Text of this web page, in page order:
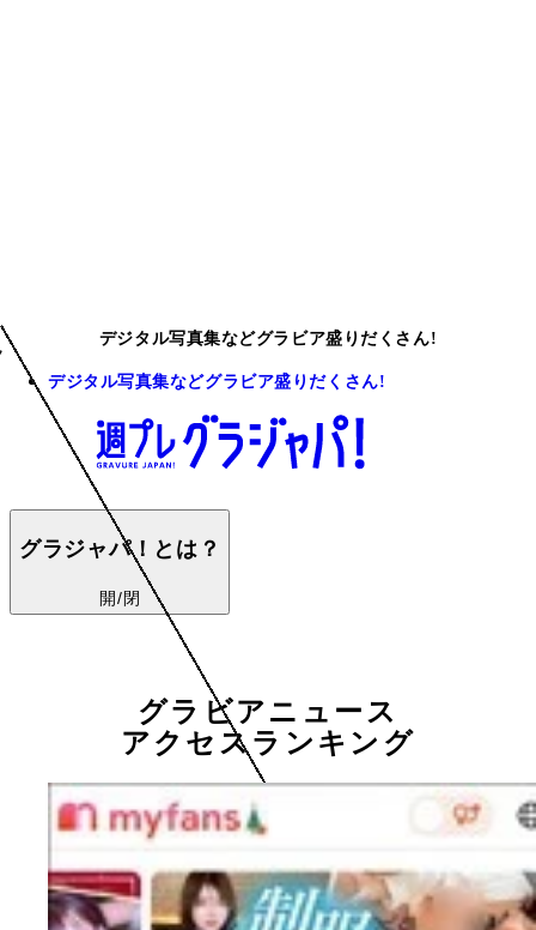
デジタル写真集などグラビア盛りだくさん!
デジタル写真集などグラビア盛りだくさん!
グラジャパ！とは？
開/閉
グラビアニュース
アクセスランキング